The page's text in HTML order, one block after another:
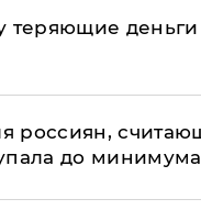
теряющие
россиян,
до минимума